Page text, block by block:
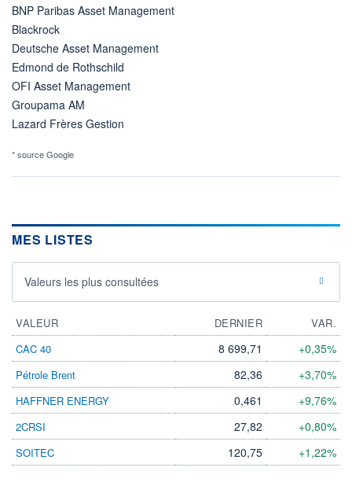
BNP Paribas Asset Management
Blackrock
Deutsche Asset Management
Edmond de Rothschild
OFI Asset Management
Groupama AM
Lazard Frères Gestion
* source Google
MES LISTES
Valeurs les plus consultées
VALEUR DERNIER
VAR.
CAC 40
8 699,71 +0,35%
Pétrole Brent 82,36 +3,70%
HAFFNER ENERGY 0,461 +9,76%
2CRSI 27,82 +0,80%
SOITEC 120,75 +1,22%